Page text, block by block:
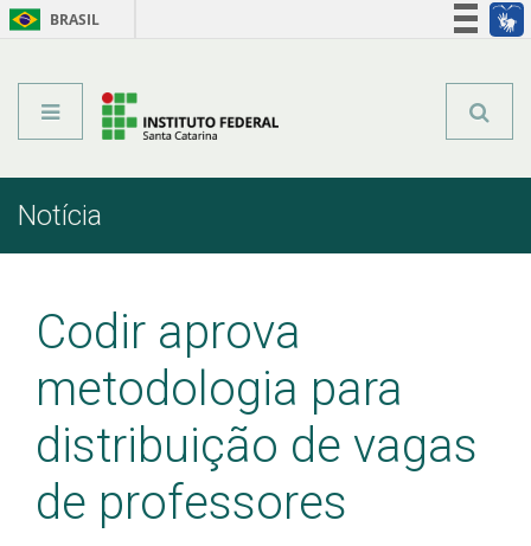
BRASIL
NotíciaInício
Codir aprova
metodologia para
distribuição de vagas
de professores